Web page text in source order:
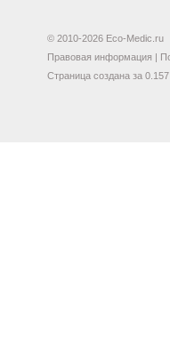
© 2010-2026 Eco-Medic.ru
Правовая информация |
Страница создана за